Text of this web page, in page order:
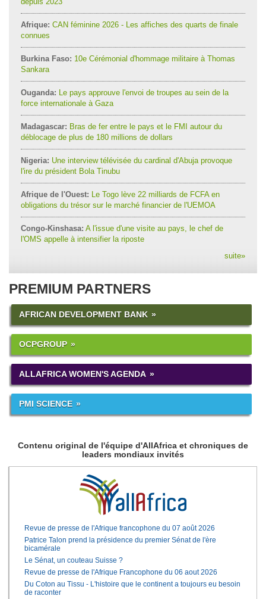
Afrique: CAN féminine 2026 - Les affiches des quarts de finale
connues
Burkina Faso: 10e Cérémonial d'hommage militaire à Thomas
Sankara
Ouganda: Le pays approuve l'envoi de troupes au sein de la
force internationale à Gaza
Madagascar: Bras de fer entre le pays et le FMI autour du
déblocage de plus de 180 millions de dollars
Nigeria: Une interview télévisée du cardinal d'Abuja provoque
l'ire du président Bola Tinubu
Afrique de l'Ouest: Le Togo lève 22 milliards de FCFA en
obligations du trésor sur le marché financier de l'UEMOA
Congo-Kinshasa: A l'issue d'une visite au pays, le chef de
l'OMS appelle à intensifier la riposte
suite»
PREMIUM PARTNERS
AFRICAN DEVELOPMENT BANK
OCPGROUP
ALLAFRICA WOMEN'S AGENDA
PMI SCIENCE
Contenu original de l'équipe d'AllAfrica et chroniques de
leaders mondiaux invités
Revue de presse de l'Afrique francophone du 07 août 2026
Patrice Talon prend la présidence du premier Sénat de l'ère
bicamérale
Le Sénat, un couteau Suisse ?
Revue de presse de l'Afrique Francophone du 06 aout 2026
Du Coton au Tissu - L'histoire que le continent a toujours eu besoin
de raconter